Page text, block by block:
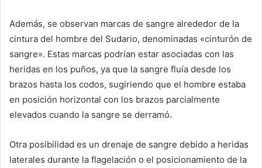
Además, se observan marcas de sangre alrededor de la
cintura del hombre del Sudario, denominadas «cinturón de
sangre». Estas marcas podrían estar asociadas con las
heridas en los puños, ya que la sangre fluía desde los
brazos hasta los codos, sugiriendo que el hombre estaba
en posición horizontal con los brazos parcialmente
elevados cuando la sangre se derramó.
Otra posibilidad es un drenaje de sangre debido a heridas
laterales durante la flagelación o el posicionamiento de la